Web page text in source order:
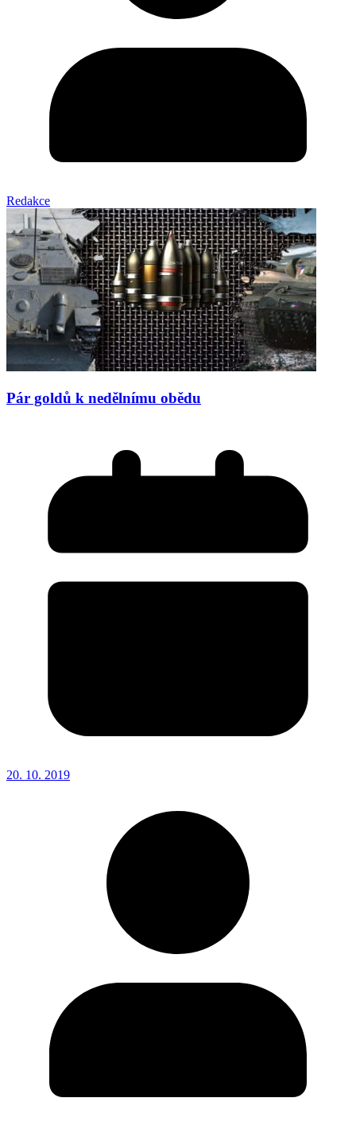
Redakce
Pár goldů k nedělnímu obědu
20. 10. 2019